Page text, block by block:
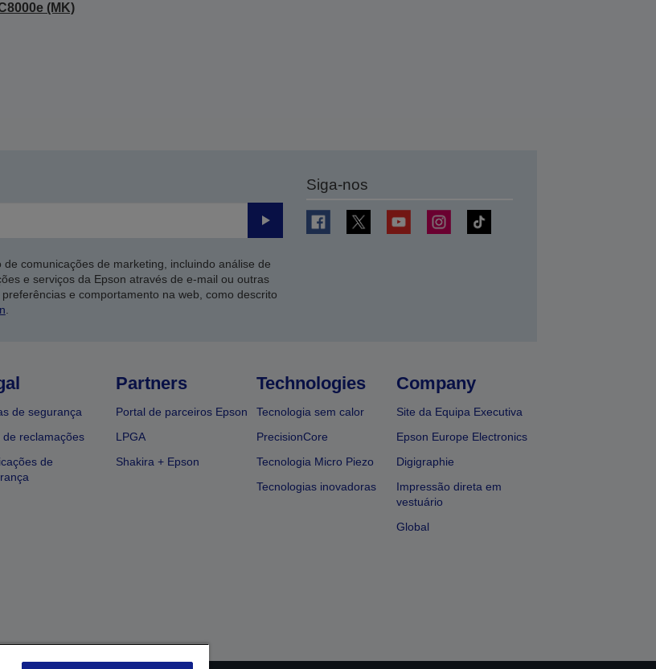
(MK)
Enviar
comunicações de marketing, incluindo análise de
e serviços da Epson através de e-mail ou outras
e comportamento na web, como descrito
Siga-nos
de segurança
de reclamações
de
Partners
Portal de parceiros Epson
LPGA
Shakira + Epson
Technologies
Tecnologia sem calor
PrecisionCore
Tecnologia Micro Piezo
Tecnologias inovadoras
Company
Site da Equipa Executiva
Epson Europe Electronics
Digigraphie
Impressão direta em
vestuário
Global